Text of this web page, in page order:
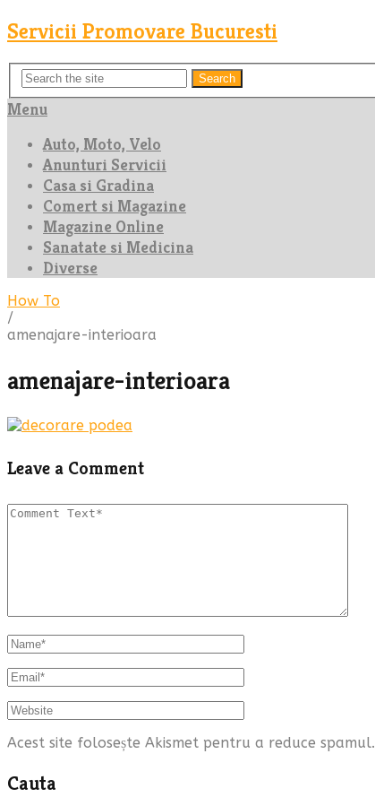
Servicii Promovare Bucuresti
Search
Menu
Auto, Moto, Velo
Anunturi Servicii
Casa si Gradina
Comert si Magazine
Magazine Online
Sanatate si Medicina
Diverse
How To
/
amenajare-interioara
amenajare-interioara
Leave a Comment
Acest site folosește Akismet pentru a reduce spamul.
Cauta